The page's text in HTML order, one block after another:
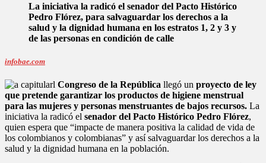
La iniciativa la radicó el senador del Pacto Histórico
Pedro Flórez, para salvaguardar los derechos a la
salud y la dignidad humana en los estratos 1, 2 y 3 y
de las personas en condición de calle
infobae.com
l Congreso de la República llegó un proyecto de ley
que pretende garantizar los productos de higiene menstrual
para las mujeres y personas menstruantes de bajos recursos. La
iniciativa la radicó el senador del Pacto Histórico Pedro Flórez,
quien espera que “impacte de manera positiva la calidad de vida de
los colombianos y colombianas” y así salvaguardar los derechos a la
salud y la dignidad humana en la población.